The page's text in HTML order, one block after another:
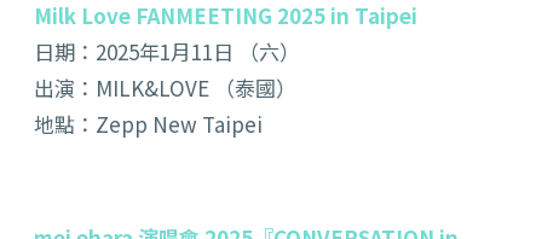
Milk Love FANMEETING 2025 in Taipei
日期：2025年1月11日 （六）
出演：MILK&LOVE （泰國）
地點：Zepp New Taipei